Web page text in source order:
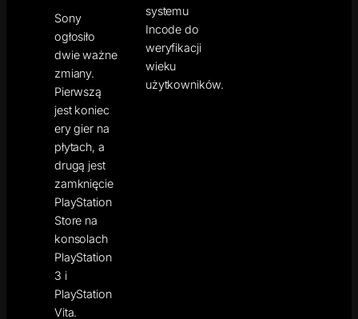
Sony
ogłosiło
dwie ważne
zmiany.
Pierwszą
jest koniec
ery gier na
płytach, a
drugą jest
zamknięcie
PlayStation
Store na
konsolach
PlayStation
3 i
PlayStation
Vita.
systemu
Incode do
weryfikacji
wieku
użytkowników.